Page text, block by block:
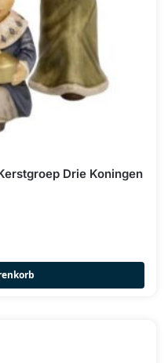
Drie Koningen